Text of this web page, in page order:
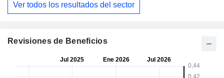
Ver todos los resultados del sector
Revisiones de Beneficios